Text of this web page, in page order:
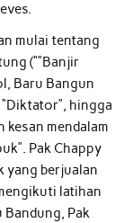
mulai tentang
(“”Banjir
Baru Bangun
“Diktator”, hingga
kesan mendalam
Pak Chappy
yang berjualan
latihan
Bandung, Pak